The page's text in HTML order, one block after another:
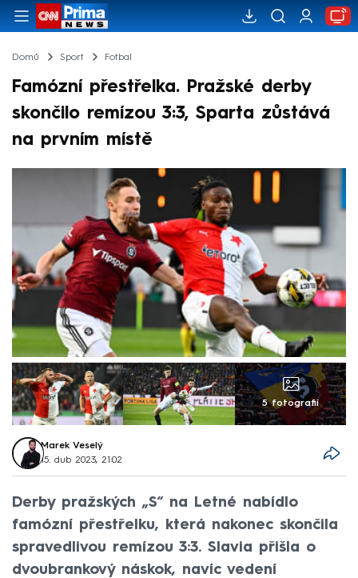
Domů Sport Fotbal
Famózní přestřelka. Pražské derby
skončilo remízou 3:3, Sparta zůstává
na prvním místě
5 fotografií
Marek Veselý
15. dub 2023, 21:02
Derby pražských „S“ na Letné nabídlo
famózní přestřelku, která nakonec skončila
spravedlivou remízou 3:3. Slavia přišla o
dvoubrankový náskok, navíc vedení